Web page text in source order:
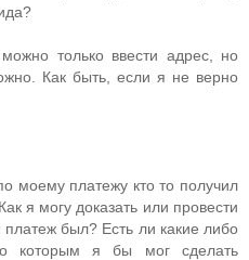
только ввести адрес, но
Как быть, если я не верно
моему платежу кто то получил
я могу доказать или провести
был? Есть ли какие либо
которым я бы мог сделать